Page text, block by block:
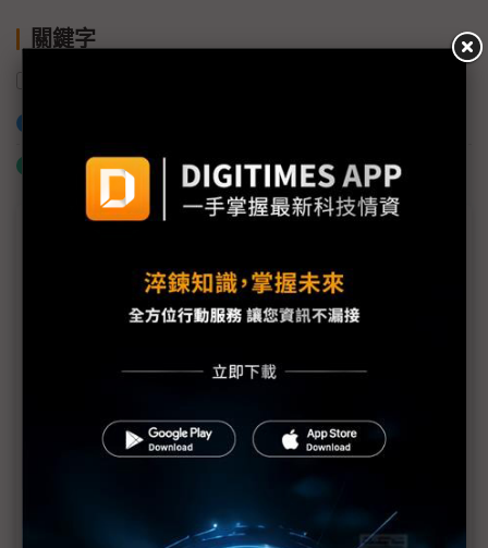
關鍵字
什麼是「關鍵字追蹤」
BMW大召回、福斯汽車關廠裁員 德國車廠怎麼了？
中國傷害最大？ 德國汽車三巨頭組失落陣線
資優生也出包？ 德國汽車三巨頭轉型失方向